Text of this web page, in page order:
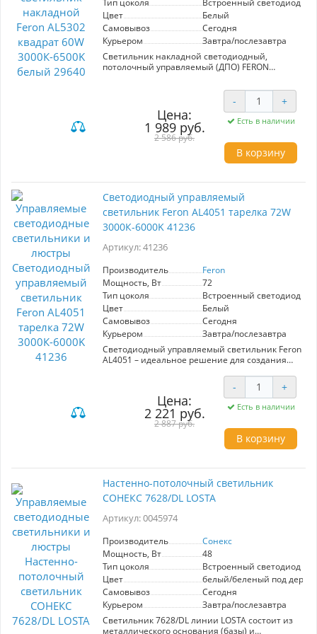
цветовая температура (3000 - 6500К)
- Отсутствие пульсаций
- Возможность установки таймера для
автоматического выключения светильника
- Режим ночника с возможностью выбора
цветовой температуры
Цвет
Белый
Самовывоз
Сегодня
Курьером
Завтра/послезавтра
Светильник накладной светодиодный,
потолочный управляемый (ДПО) FERON
дневной), 230V, 5000Lm, IP20, угол рассеивания
120°, цвет белый, корпус штампованная сталь,
рассеиватель матовый пластик, серия
"звездное небо", 500*500*85
Цена:
1 989 руб.
2 586 руб.
- +
Есть в наличии
В корзину
Светодиодный управляемый
светильник Feron AL4051 тарелка 72W
3000К-6000K 41236
Артикул: 41236
Производитель
Feron
Мощность, Вт
72
Тип цоколя
Встроенный светодиод
Цвет
Белый
Самовывоз
Сегодня
Курьером
Завтра/послезавтра
Светодиодный управляемый светильник Feron
AL4051 – идеальное решение для создания
Этот накладной потолочный светильник
мощностью 72W предлагает широкий
диапазон цветовой температуры от теплого
(3000K) до дневного света (6000K), что
позволяет легко адаптировать атмосферу под
ваши нужды. С яркостью в 5760 Лм и углом
рассеивания 120° он обеспечивает
выполнен из штампованной стали, а матовый
пластиковый рассеиватель гарантирует
мягкий свет и стильный внешний вид.
Благодаря компактным размерам (500x500x80
"звездное небо", этот светильник отлично
встроенного светодиода и класса защиты IP20,
он обеспечивает надежную работу и
долговечность. Выберите Feron AL4051 для
функциональности и эстетики в вашем доме.
Цена:
2 221 руб.
2 887 руб.
- +
Есть в наличии
В корзину
Настенно-потолочный светильник
СОНЕКС 7628/DL LOSTA
Артикул: 0045974
Производитель
Сонекс
Мощность, Вт
48
Тип цоколя
Встроенный светодиод
Цвет
белый/беленый под
Самовывоз
Сегодня
Курьером
Завтра/послезавтра
Светильник 7628/DL линии LOSTA состоит из
металлического основания (базы) и